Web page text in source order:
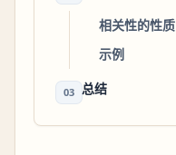
相关性的性质
示例
03 总结